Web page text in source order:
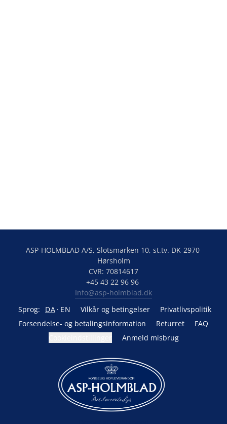
ASP-HOLMBLAD A/S, Slotsmarken 10, st.tv. DK-2970
Hørsholm
CVR: 70814617
Info@asp-holmblad.dk
Sprog:
DA EN Vilkår og betingelser
Privatlivspolitik
Forsendelse- og betalingsinformation
Returret
FAQ
Anmeld misbrug